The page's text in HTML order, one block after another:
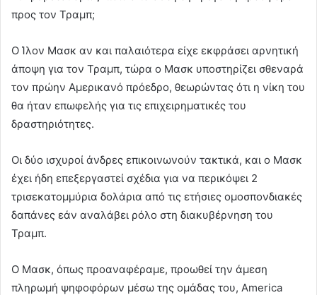
προς τον Τραμπ;
Ο Ίλον Μασκ αν και παλαιότερα είχε εκφράσει αρνητική
άποψη για τον Τραμπ, τώρα ο Μασκ υποστηρίζει σθεναρά
τον πρώην Αμερικανό πρόεδρο, θεωρώντας ότι η νίκη του
θα ήταν επωφελής για τις επιχειρηματικές του
δραστηριότητες.
Οι δύο ισχυροί άνδρες επικοινωνούν τακτικά, και ο Μασκ
έχει ήδη επεξεργαστεί σχέδια για να περικόψει 2
τρισεκατομμύρια δολάρια από τις ετήσιες ομοσπονδιακές
δαπάνες εάν αναλάβει ρόλο στη διακυβέρνηση του
Τραμπ.
Ο Μασκ, όπως προαναφέραμε, προωθεί την άμεση
πληρωμή ψηφοφόρων μέσω της ομάδας του, America